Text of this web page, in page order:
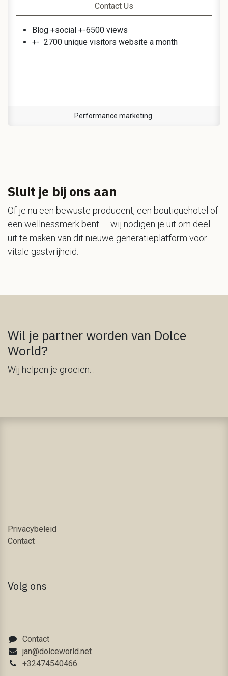
Contact Us
Blog +social +-6500 views
+- 2700 unique visitors website a month
Performance marketing.
Sluit je bij ons aan​
Of je nu een bewuste producent, een boutiquehotel of
een wellnessmerk bent — wij nodigen je uit om deel
uit te maken van dit nieuwe generatieplatform voor
vitale gastvrijheid.
Wil je partner worden van Dolce
World?
Wij helpen je groeien. .
Privacybeleid
Contact
Volg ons
Contact
jan@dolceworld.net
+32474540466